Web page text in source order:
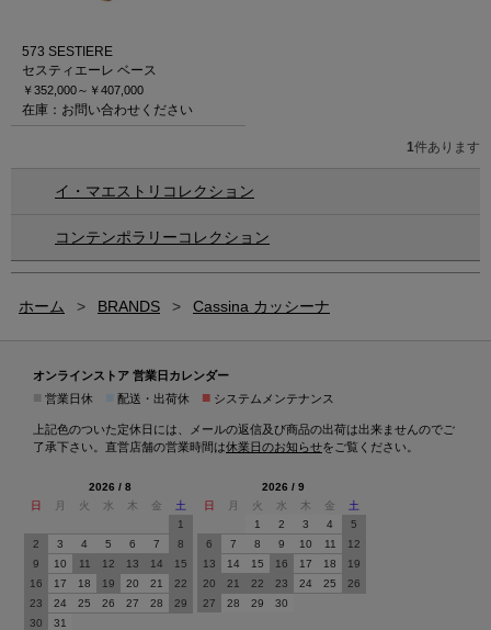
573 SESTIERE
セスティエーレ ベース
￥352,000～ ￥407,000
在庫：お問い合わせください
1件あります
イ・マエストリコレクション
コンテンポラリーコレクション
ホーム > BRANDS > Cassina カッシーナ
オンラインストア 営業日カレンダー
営業日休 配送・出荷休 ■ システムメンテナンス
上記色のついた定休日には、メールの返信及び商品の出荷は出来ませんのでご
了承下さい。直営店舗の営業時間は休業日のお知らせをご覧ください。
2026 / 8
日
月 火 水 木 金
土
1
2
3 4 5 6 7
8
9
10 11 12 13 14
15
16
17 18 19 20 21
22
23
24 25 26 27 28
29
30
31
2026 / 9
日
月 火 水 木 金
土
1
2 3 4
5
6
7 8 9 10 11
12
13
14 15 16 17 18
19
20
21 22 23 24 25
26
27
28 29 30